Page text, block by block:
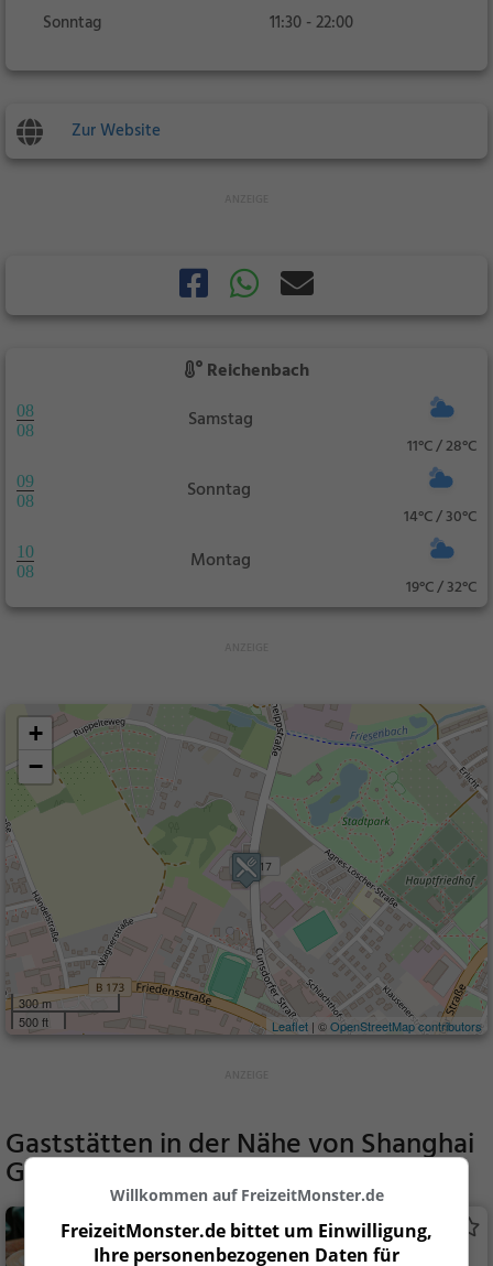
Sonntag
11:30 - 22:00
Zur Website
Reichenbach
08
08
Samstag
11°C / 28°C
09
08
Sonntag
14°C / 30°C
10
08
Montag
19°C / 32°C
+
−
300 m
500 ft
Leaflet | ©OpenStreetMap contributors
Gaststätten in der Nähe vonShanghai
Garten
Roßbergs Eiscafé
Café in Reichenbach
Willkommen auf FreizeitMonster.de
FreizeitMonster.de bittet um Einwilligung,
Ihre personenbezogenen Daten für